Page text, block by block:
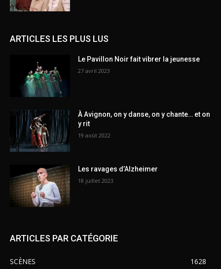
ARTICLES LES PLUS LUS
Le Pavillon Noir fait vibrer la jeunesse
27 avril 2023
À Avignon, on y danse, on y chante… et on
y rit
19 août 2022
Les ravages d’Alzheimer
18 juillet 2023
ARTICLES PAR CATÉGORIE
SCÈNES
1628